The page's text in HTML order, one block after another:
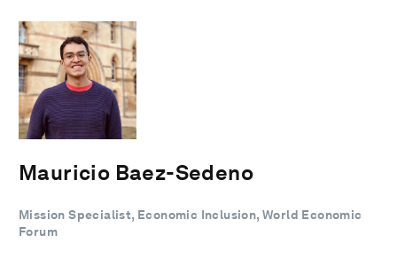
Mauricio Baez-Sedeno
Mission Specialist, Economic Inclusion, World Economic
Forum